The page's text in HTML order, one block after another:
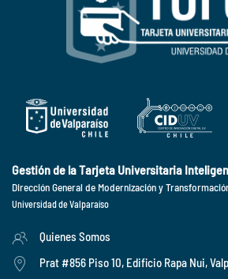
Gestión de la Tarjeta Universitaria
Dirección General de Modernización y
Universidad de Valparaíso
Quienes Somos
Prat #856 Piso 10, Edificio Rapa Nui,